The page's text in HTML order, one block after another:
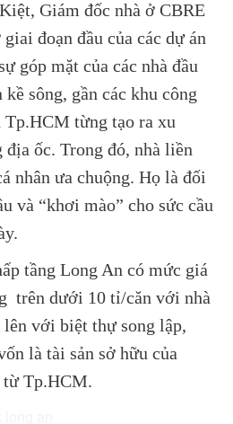
Giám đốc nhà ở CBRE
đoạn đầu của các dự án
góp mặt của các nhà đầu
sông, gần các khu công
Tp.HCM từng tạo ra xu
ốc. Trong đó, nhà liền
nhân ưa chuộng. Họ là đối
và “khơi mào” cho sức cầu
tầng Long An có mức giá
trên dưới 10 tỉ/căn với nhà
với biệt thự song lập,
là tài sản sở hữu của
từ Tp.HCM.